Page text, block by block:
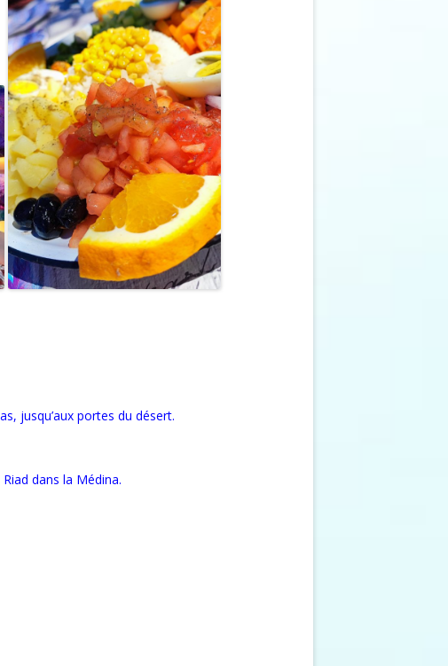
jusqu’aux portes du désert.
dans la Médina.